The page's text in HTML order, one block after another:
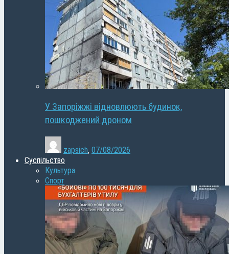
У Запоріжжі відновлюють будинок,
пошкоджений дроном
zapsich, 07/08/2026
Суспільство
Культура
Спорт